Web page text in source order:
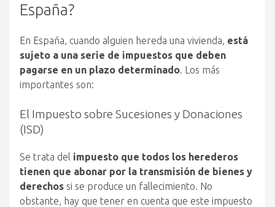
España?
En España, cuando alguien hereda una vivienda, está
sujeto a una serie de impuestos que deben
pagarse en un plazo determinado. Los más
importantes son:
El Impuesto sobre Sucesiones y Donaciones
(ISD)
Se trata del impuesto que todos los herederos
tienen que abonar por la transmisión de bienes y
derechos si se produce un fallecimiento. No
obstante, hay que tener en cuenta que este impuesto